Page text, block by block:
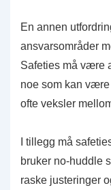
En annen
ansvarsområder
Safeties må være
noe som kan
ofte veksler
I tillegg må
bruker no-huddle
raske justeringer